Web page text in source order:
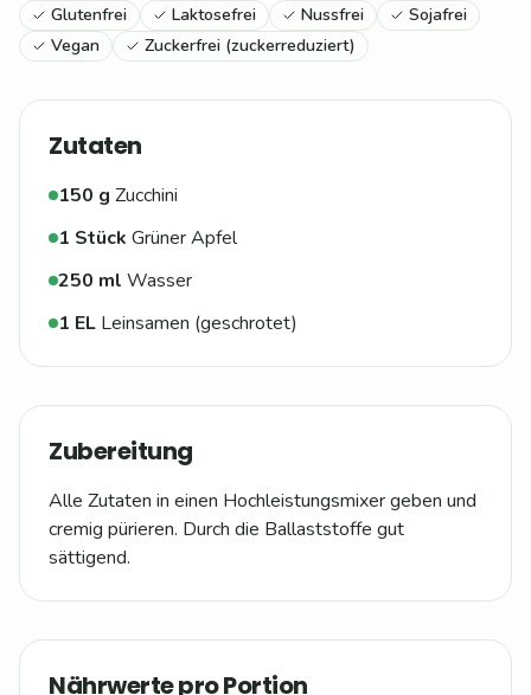
Glutenfrei Laktosefrei Nussfrei
Sojafrei
Vegan
Zuckerfrei (zuckerreduziert)
Zutaten
150 g Zucchini
1 Stück Grüner Apfel
250 ml Wasser
1 EL Leinsamen (geschrotet)
Zubereitung
Alle Zutaten in einen Hochleistungsmixer geben und
cremig pürieren. Durch die Ballaststoffe gut
sättigend.
Nährwerte pro Portion